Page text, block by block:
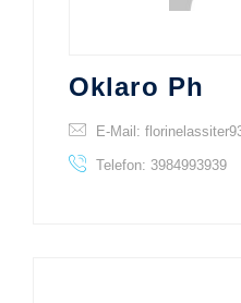
Oklaro Ph
E-Mail:
Telefon: 3984993939